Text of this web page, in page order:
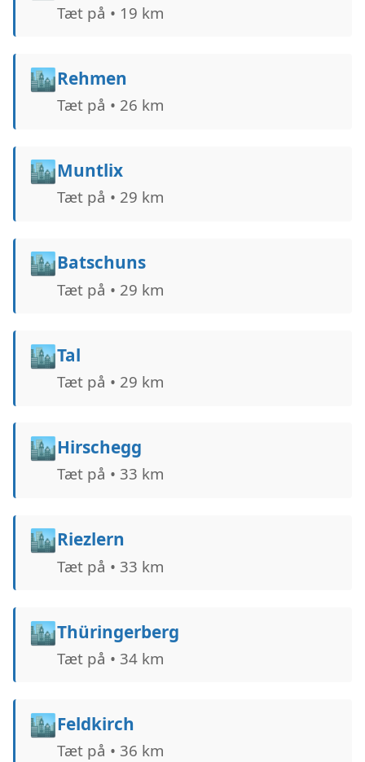
Tæt på • 19 km
🏙️Rehmen
Tæt på • 26 km
🏙️Muntlix
Tæt på • 29 km
🏙️Batschuns
Tæt på • 29 km
🏙️Tal
Tæt på • 29 km
🏙️Hirschegg
Tæt på • 33 km
🏙️Riezlern
Tæt på • 33 km
🏙️Thüringerberg
Tæt på • 34 km
🏙️Feldkirch
Tæt på • 36 km